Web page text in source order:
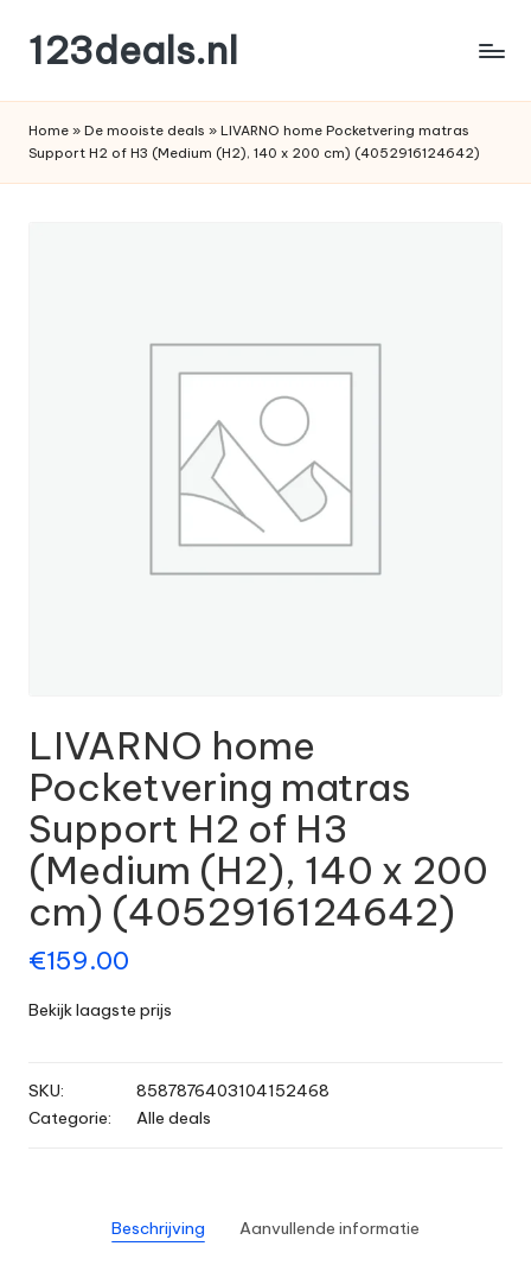
de
inhoud
123deals.nl
deals
Home » De mooiste deals » LIVARNO home Pocketvering matras
Support H2 of H3 (Medium (H2), 140 x 200 cm) (4052916124642)
LIVARNO home
Pocketvering matras
Support H2 of H3
(Medium (H2), 140 x 200
cm) (4052916124642)
€159.00
Bekijk laagste prijs
SKU:
8587876403104152468
Categorie:
Alle deals
Beschrijving Aanvullende informatie